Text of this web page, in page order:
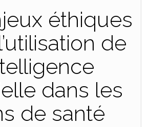
éthiques
de
dans les
de santé